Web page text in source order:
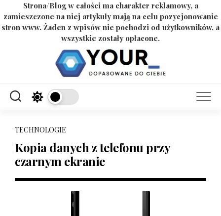
Strona/Blog w całości ma charakter reklamowy, a
zamieszczone na niej artykuły mają na celu pozycjonowanie
stron www. Żaden z wpisów nie pochodzi od użytkowników, a
wszystkie zostały opłacone.
TECHNOLOGIE
Kopia danych z telefonu przy
czarnym ekranie